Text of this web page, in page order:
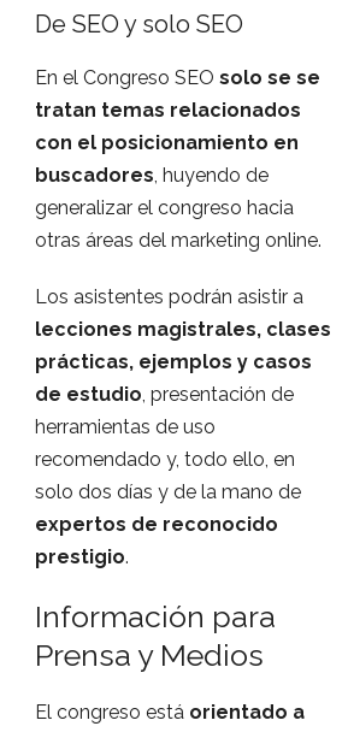
De SEO y solo SEO
En el Congreso SEO solo se se
tratan temas relacionados
con el posicionamiento en
buscadores, huyendo de
generalizar el congreso hacia
otras áreas del marketing online.
Los asistentes podrán asistir a
lecciones magistrales, clases
prácticas, ejemplos y casos
de estudio, presentación de
herramientas de uso
recomendado y, todo ello, en
solo dos días y de la mano de
expertos de reconocido
prestigio.
Información para
Prensa y Medios
El congreso está orientado a